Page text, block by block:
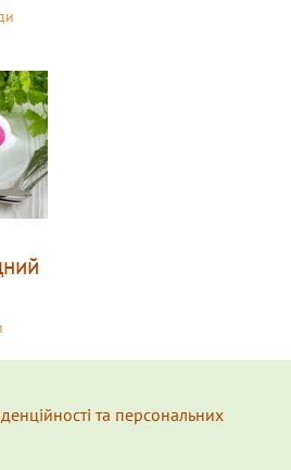
та персональних